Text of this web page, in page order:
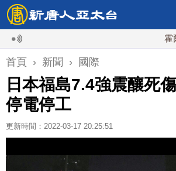
霍爾木
首頁 › 新聞 › 國際
日本福島7.4強震釀死
停電停工
更新時間：2022-03-17 20:25:51